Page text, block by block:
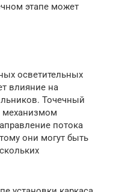
этапе может
осветительных
влияние на
Точечный
механизмом
потока
они могут быть